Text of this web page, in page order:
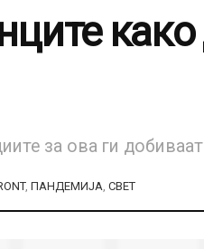
како
за ова ги
, ПАНДЕМИЈА, СВЕТ